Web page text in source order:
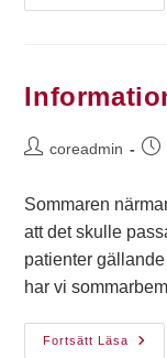
coreadmin
Sommaren
att det skulle
patienter
har vi
Fortsätt Läsa